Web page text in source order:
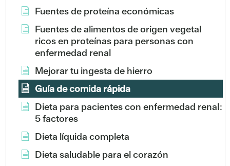
Fuentes de proteína económicas
Fuentes de alimentos de origen vegetal
ricos en proteínas para personas con
enfermedad renal
Mejorar tu ingesta de hierro
Guía de comida rápida
Dieta para pacientes con enfermedad renal:
5 factores
Dieta líquida completa
Dieta saludable para el corazón